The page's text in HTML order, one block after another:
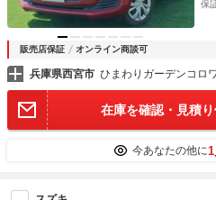
保
販売店保証 オンライン商談可
兵庫県西宮市 ひまわりガーデンコロ
在庫を確認・見積
今あなたの他に